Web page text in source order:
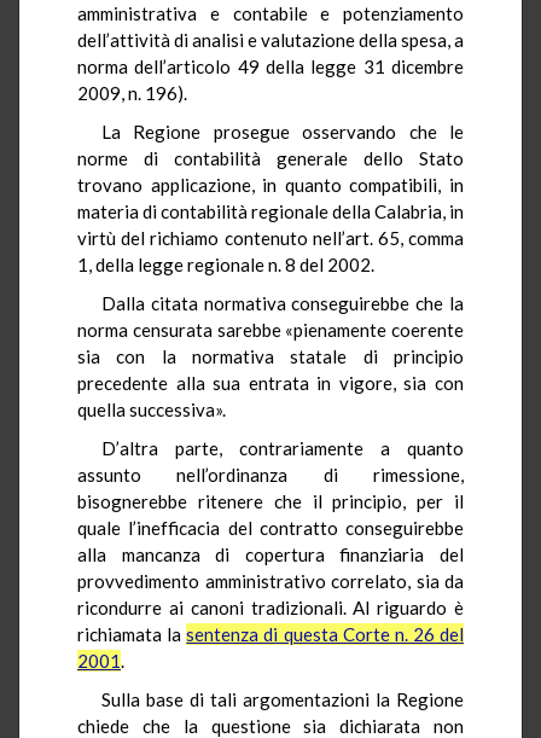
amministrativa e contabile e potenziamento
dell’attività di analisi e valutazione della spesa, a
norma dell’articolo 49 della legge 31 dicembre
2009, n. 196).
La Regione prosegue osservando che le
norme di contabilità generale dello Stato
trovano applicazione, in quanto compatibili, in
materia di contabilità regionale della Calabria, in
virtù del richiamo contenuto nell’art. 65, comma
1, della legge regionale n. 8 del 2002.
Dalla citata normativa conseguirebbe che la
norma censurata sarebbe «pienamente coerente
sia con la normativa statale di principio
precedente alla sua entrata in vigore, sia con
quella successiva».
D’altra parte, contrariamente a quanto
assunto nell’ordinanza di rimessione,
bisognerebbe ritenere che il principio, per il
quale l’inefficacia del contratto conseguirebbe
alla mancanza di copertura finanziaria del
provvedimento amministrativo correlato, sia da
ricondurre ai canoni tradizionali. Al riguardo è
richiamata lasentenza di questa Corte n. 26 del
2001.
Sulla base di tali argomentazioni la Regione
chiede che la questione sia dichiarata non